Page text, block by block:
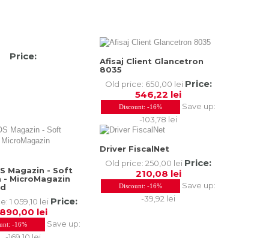
Price:
Afisaj Client Glancetron
8035
Old price: 650,00 lei Price:
546,22 lei
Discount: -16%
Save up:
-103,78 lei
Magazin - Soft
- MicroMagazin
1 059,10 lei Price:
lei
-16%
Save up:
Driver FiscalNet
Old price: 250,00 lei Price:
210,08 lei
Discount: -16%
Save up:
-39,92 lei